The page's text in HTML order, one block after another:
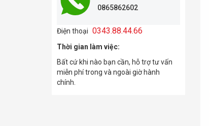
0865862602
Điện thoại 0343.88.44.66
Thời gian làm việc:
Bất cứ khi nào bạn cần, hỗ trợ tư vấn
miễn phí trong và ngoài giờ hành
chính.